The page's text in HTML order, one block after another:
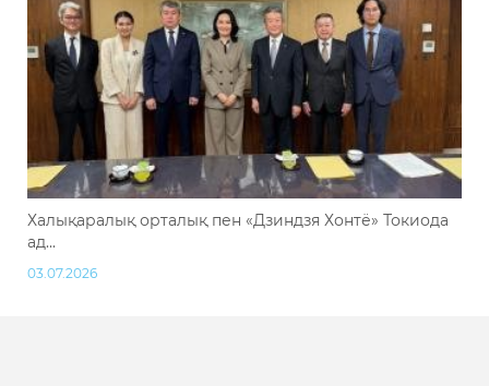
Халықаралық орталық пен «Дзиндзя Хонтё» Токиода
ад...
03.07.2026